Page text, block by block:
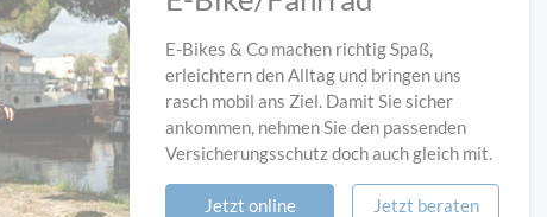
E-Bikes & Co machen richtig Spaß,
erleichtern den Alltag und bringen uns
rasch mobil ans Ziel. Damit Sie sicher
ankommen, nehmen Sie den passenden
Versicherungsschutz doch auch gleich mit.
Jetzt online
Jetzt beraten